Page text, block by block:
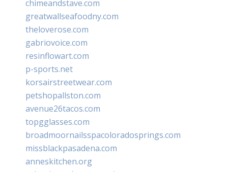
chimeandstave.com
greatwallseafoodny.com
theloverose.com
gabriovoice.com
resinflowart.com
p-sports.net
korsairstreetwear.com
petshopallston.com
avenue26tacos.com
topgglasses.com
broadmoornailsspacoloradosprings.com
missblackpasadena.com
anneskitchen.org